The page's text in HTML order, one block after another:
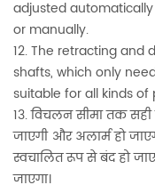
adjusted
or manually.
12. The retracting and
shafts, which only
suitable for all kinds
13. विचलन सीमा तक
जाएगी और अलार्म हो
स्वचालित रूप से बंद हो
जाएगा।